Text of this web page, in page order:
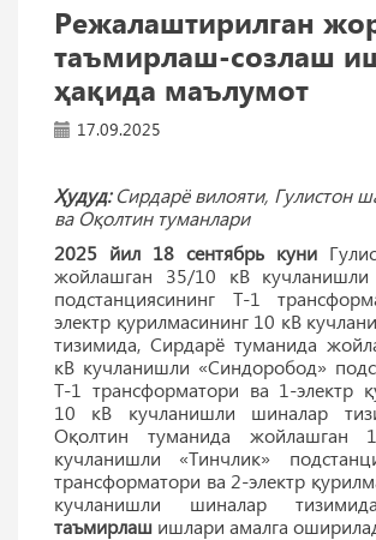
Режалаштирилган
таъмирлаш-созлаш
ҳақида маълумот
17.09.2025
Ҳудуд:Сирдарё вилояти, Гулистон
ва Оқолтин туманлари
2025 йил 18 сентябрь куни
жойлашган 35/10 кВ кучланишли
подстанциясининг Т-1
электр қурилмасининг 10 кВ
тизимида, Сирдарё туманида
кВ кучланишли «Синдоробод»
Т-1 трансформатори ва 1-электр
10 кВ кучланишли шиналар
Оқолтин туманида жойлашган
кучланишли «Тинчлик»
трансформатори ва 2-электр
кучланишли шиналар
таъмирлаш ишлари амалга